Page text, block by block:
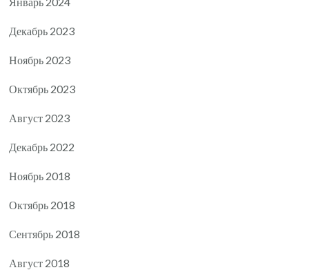
Декабрь 2023
Ноябрь 2023
Октябрь 2023
Август 2023
Декабрь 2022
Ноябрь 2018
Октябрь 2018
Сентябрь 2018
Август 2018